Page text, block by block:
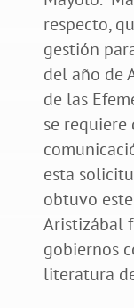
respecto,
gestión
del año de
de las
se requiere
esta
obtuvo
Aristizábal
gobiernos
literatura